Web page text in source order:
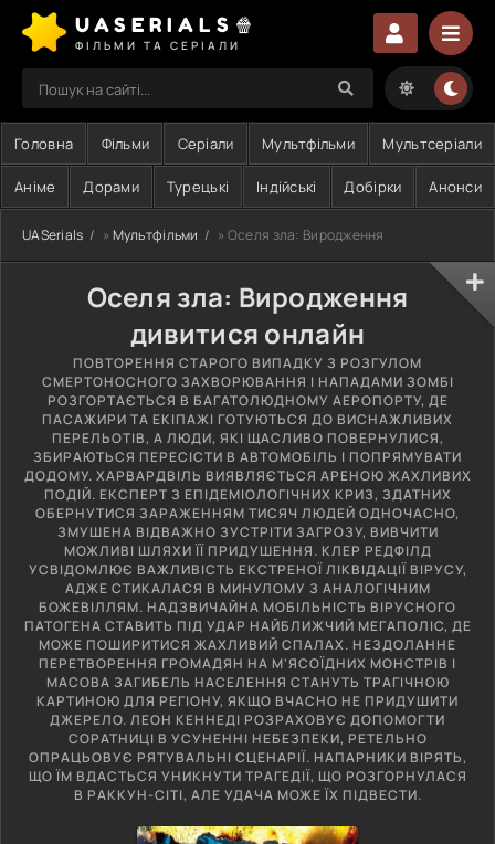
UASERIALS🍿
ФІЛЬМИ ТА СЕРІАЛИ
Головна Фільми Серіали Мультфільми Мультсеріали
Аніме Дорами Турецькі Індійські Добірки Анонси
UASerials » Мультфільми » Оселя зла: Виродження
Оселя зла: Виродження
дивитися онлайн
ПОВТОРЕННЯ СТАРОГО ВИПАДКУ З РОЗГУЛОМ
СМЕРТОНОСНОГО ЗАХВОРЮВАННЯ І НАПАДАМИ ЗОМБІ
РОЗГОРТАЄТЬСЯ В БАГАТОЛЮДНОМУ АЕРОПОРТУ, ДЕ
ПАСАЖИРИ ТА ЕКІПАЖІ ГОТУЮТЬСЯ ДО ВИСНАЖЛИВИХ
ПЕРЕЛЬОТІВ, А ЛЮДИ, ЯКІ ЩАСЛИВО ПОВЕРНУЛИСЯ,
ЗБИРАЮТЬСЯ ПЕРЕСІСТИ В АВТОМОБІЛЬ І ПОПРЯМУВАТИ
ДОДОМУ. ХАРВАРДВІЛЬ ВИЯВЛЯЄТЬСЯ АРЕНОЮ ЖАХЛИВИХ
ПОДІЙ. ЕКСПЕРТ З ЕПІДЕМІОЛОГІЧНИХ КРИЗ, ЗДАТНИХ
ОБЕРНУТИСЯ ЗАРАЖЕННЯМ ТИСЯЧ ЛЮДЕЙ ОДНОЧАСНО,
ЗМУШЕНА ВІДВАЖНО ЗУСТРІТИ ЗАГРОЗУ, ВИВЧИТИ
МОЖЛИВІ ШЛЯХИ ЇЇ ПРИДУШЕННЯ. КЛЕР РЕДФІЛД
УСВІДОМЛЮЄ ВАЖЛИВІСТЬ ЕКСТРЕНОЇ ЛІКВІДАЦІЇ ВІРУСУ,
АДЖЕ СТИКАЛАСЯ В МИНУЛОМУ З АНАЛОГІЧНИМ
БОЖЕВІЛЛЯМ. НАДЗВИЧАЙНА МОБІЛЬНІСТЬ ВІРУСНОГО
ПАТОГЕНА СТАВИТЬ ПІД УДАР НАЙБЛИЖЧИЙ МЕГАПОЛІС, ДЕ
МОЖЕ ПОШИРИТИСЯ ЖАХЛИВИЙ СПАЛАХ. НЕЗДОЛАННЕ
ПЕРЕТВОРЕННЯ ГРОМАДЯН НА М'ЯСОЇДНИХ МОНСТРІВ І
МАСОВА ЗАГИБЕЛЬ НАСЕЛЕННЯ СТАНУТЬ ТРАГІЧНОЮ
КАРТИНОЮ ДЛЯ РЕГІОНУ, ЯКЩО ВЧАСНО НЕ ПРИДУШИТИ
ДЖЕРЕЛО. ЛЕОН КЕННЕДІ РОЗРАХОВУЄ ДОПОМОГТИ
СОРАТНИЦІ В УСУНЕННІ НЕБЕЗПЕКИ, РЕТЕЛЬНО
ОПРАЦЬОВУЄ РЯТУВАЛЬНІ СЦЕНАРІЇ. НАПАРНИКИ ВІРЯТЬ,
ЩО ЇМ ВДАСТЬСЯ УНИКНУТИ ТРАГЕДІЇ, ЩО РОЗГОРНУЛАСЯ
В РАККУН-СІТІ, АЛЕ УДАЧА МОЖЕ ЇХ ПІДВЕСТИ.